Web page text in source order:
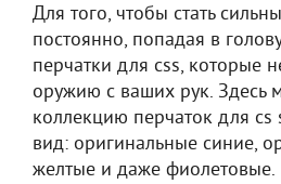
Для того, чтобы стать
постоянно, попадая в
перчатки для css, которые
оружию с ваших рук. Здесь
коллекцию перчаток для cs
вид: оригинальные синие,
желтые и даже фиолетовые.